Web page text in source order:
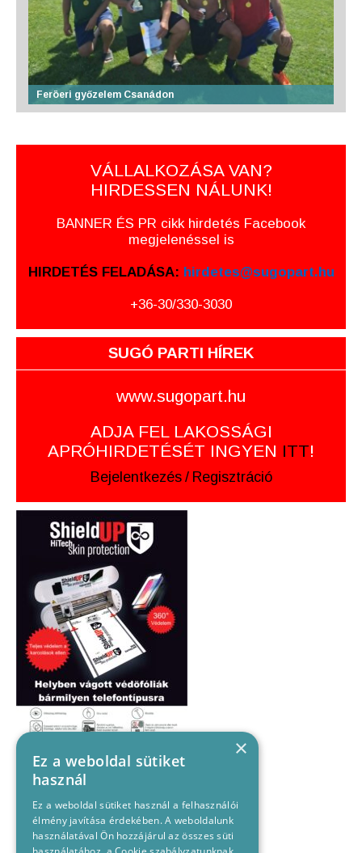
Feröeri győzelem Csanádon
VÁLLALKOZÁSA VAN?
HIRDESSEN NÁLUNK!
BANNER ÉS PR cikk hirdetés Facebook
megjelenéssel is
HIRDETÉS FELADÁSA: hirdetes@sugopart.hu
+36-30/330-3030
SUGÓ PARTI HÍREK
www.sugopart.hu
ADJA FEL LAKOSSÁGI
APRÓHIRDETÉSÉT INGYEN ITT!
Bejelentkezés / Regisztráció
×
Ez a weboldal sütiket
használ
Ez a weboldal sütiket használ a felhasználói
élmény javítása érdekében. A weboldalunk
használatával Ön hozzájárul az összes süti